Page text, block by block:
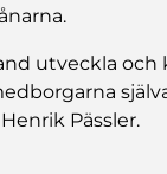
utveckla
Pässler.